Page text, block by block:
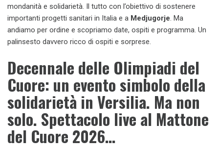
mondanità e solidarietà. Il tutto con l’obiettivo di sostenere
importanti progetti sanitari in Italia e a Medjugorje. Ma
andiamo per ordine e scopriamo date, ospiti e programma. Un
palinsesto davvero ricco di ospiti e sorprese.
Decennale delle Olimpiadi del
Cuore: un evento simbolo della
solidarietà in Versilia. Ma non
solo. Spettacolo live al Mattone
del Cuore 2026…